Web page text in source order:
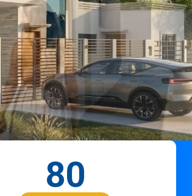
80